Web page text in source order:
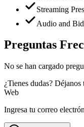
Streaming
Audio and
Preguntas
No se han cargado
¿Tienes dudas? Déjanos
Web
Ingresa tu correo